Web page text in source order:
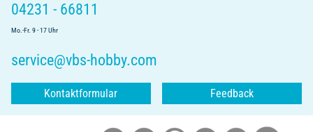
04231 - 66811
Mo.-Fr. 9 - 17 Uhr
service@vbs-hobby.com
Kontaktformular Feedback